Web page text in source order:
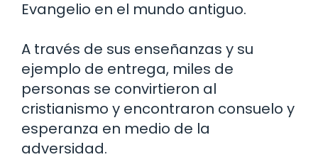
Evangelio en el mundo antiguo.
A través de sus enseñanzas y su
ejemplo de entrega, miles de
personas se convirtieron al
cristianismo y encontraron consuelo y
esperanza en medio de la
adversidad.